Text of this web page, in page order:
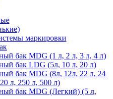
маркировки
бак MDG (1 л, 2 л, 3 л, 4 л)
бак LDG (5л, 10 л, 20 л)
бак MDG (8л, 12л, 22 л, 24
л, 250 л, 500 л)
бак MDG (Легкий) (5 л,